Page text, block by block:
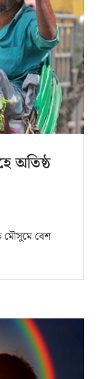
অতিষ্ঠ
মৌসুমে বেশ